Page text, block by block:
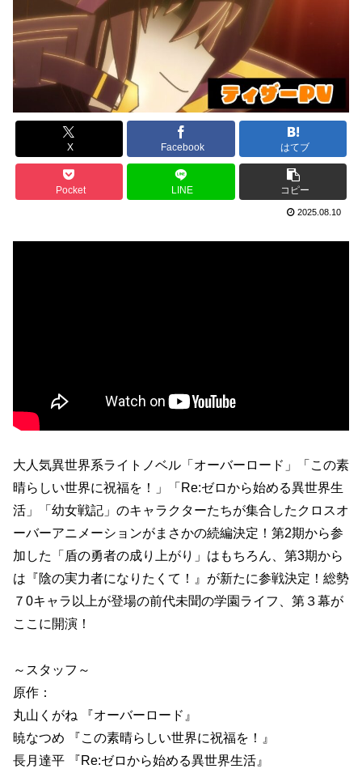
X Facebook はてブ
Pocket LINE コピー
2025.08.10
大人気異世界系ライトノベル「オーバーロード」「この素
晴らしい世界に祝福を！」「Re:ゼロから始める異世界生
活」「幼女戦記」のキャラクターたちが集合したクロスオ
ーバーアニメーションがまさかの続編決定！第2期から参
加した「盾の勇者の成り上がり」はもちろん、第3期から
は『陰の実力者になりたくて！』が新たに参戦決定！総勢
７0キャラ以上が登場の前代未聞の学園ライフ、第３幕が
ここに開演！
～スタッフ～
原作：
丸山くがね 『オーバーロード』
暁なつめ 『この素晴らしい世界に祝福を！』
長月達平 『Re:ゼロから始める異世界生活』